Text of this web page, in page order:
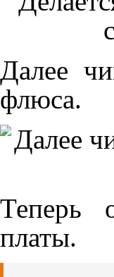
Далее
флюса.
Теперь
платы.